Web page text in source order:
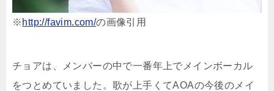
※ http://favim.com/の画像引用
チョアは、メンバーの中で一番年上でメインボーカル
をつとめていました。歌が上手くてAOAの今後のメイ